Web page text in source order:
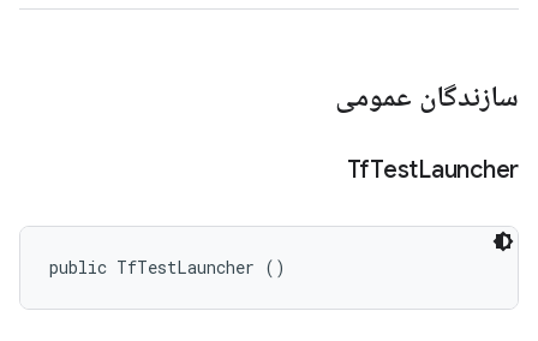
سازندگان عمومی
TfTestLauncher
public TfTestLauncher ()